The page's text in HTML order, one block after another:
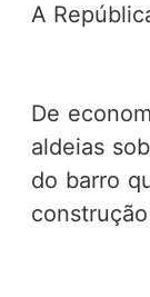
A
De
aldeias
do barro